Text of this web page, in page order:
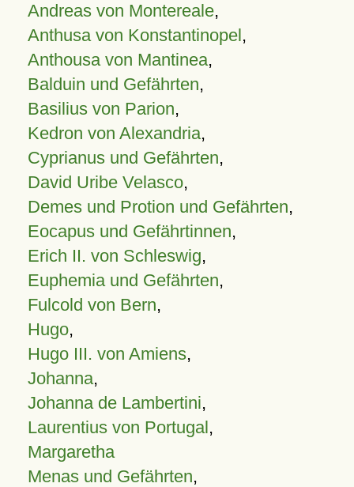
Andreas von Montereale,
Anthusa von Konstantinopel,
Anthousa von Mantinea,
Balduin und Gefährten,
Basilius von Parion,
Kedron von Alexandria,
Cyprianus und Gefährten,
David Uribe Velasco,
Demes und Protion und Gefährten,
Eocapus und Gefährtinnen,
Erich II. von Schleswig,
Euphemia und Gefährten,
Fulcold von Bern,
Hugo,
Hugo III. von Amiens,
Johanna,
Johanna de Lambertini,
Laurentius von Portugal,
Margaretha
Menas und Gefährten,